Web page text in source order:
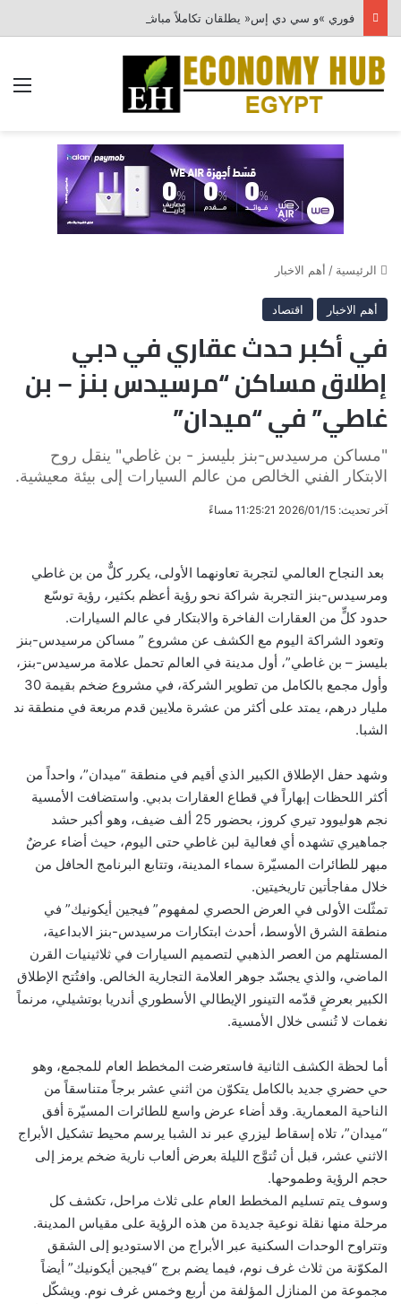
الرئيسية / أهم الاخبار
أهم الاخبار اقتصاد
في أكبر حدث عقاري في دبي
إطلاق مساكن “مرسيدس بنز – بن
غاطي” في “ميدان”
"مساكن مرسيدس-بنز بليسز - بن غاطي" ينقل روح
الابتكار الفني الخالص من عالم السيارات إلى بيئة معيشية.
آخر تحديث: 2026/01/15 11:25:21 مساءً
بعد النجاح العالمي لتجربة تعاونهما الأولى، يكرر كلٌّ من بن غاطي
ومرسيدس-بنز التجربة شراكة نحو رؤية أعظم بكثير، رؤية توسّع
حدود كلٍّ من العقارات الفاخرة والابتكار في عالم السيارات.
وتعود الشراكة اليوم مع الكشف عن مشروع ” مساكن مرسيدس-بنز
بليسز – بن غاطي”، أول مدينة في العالم تحمل علامة مرسيدس-بنز،
وأول مجمع بالكامل من تطوير الشركة، في مشروع ضخم بقيمة 30
مليار درهم، يمتد على أكثر من عشرة ملايين قدم مربعة في منطقة ند
الشبا.
وشهد حفل الإطلاق الكبير الذي أقيم في منطقة “ميدان”، واحداً من
أكثر اللحظات إبهاراً في قطاع العقارات بدبي. واستضافت الأمسية
نجم هوليوود تيري كروز، بحضور 25 ألف ضيف، وهو أكبر حشد
جماهيري تشهده أي فعالية لبن غاطي حتى اليوم، حيث أضاء عرضٌ
مبهر للطائرات المسيّرة سماء المدينة، وتتابع البرنامج الحافل من
خلال مفاجأتين تاريخيتين.
تمثّلت الأولى في العرض الحصري لمفهوم” فيجين أيكونيك” في
منطقة الشرق الأوسط، أحدث ابتكارات مرسيدس-بنز الابداعية،
المستلهم من العصر الذهبي لتصميم السيارات في ثلاثينيات القرن
الماضي، والذي يجسّد جوهر العلامة التجارية الخالص. وافتُتح الإطلاق
الكبير بعرضٍ قدّمه التينور الإيطالي الأسطوري أندريا بوتشيلي، مرنماً
نغمات لا تُنسى خلال الأمسية.
أما لحظة الكشف الثانية فاستعرضت المخطط العام للمجمع، وهو
حي حضري جديد بالكامل يتكوّن من اثني عشر برجاً متناسقاً من
الناحية المعمارية. وقد أضاء عرض واسع للطائرات المسيّرة أفق
“ميدان”، تلاه إسقاط ليزري عبر ند الشبا يرسم محيط تشكيل الأبراج
الاثني عشر، قبل أن تُتوَّج الليلة بعرض ألعاب نارية ضخم يرمز إلى
حجم الرؤية وطموحها.
وسوف يتم تسليم المخطط العام على ثلاث مراحل، تكشف كل
مرحلة منها نقلة نوعية جديدة من هذه الرؤية على مقياس المدينة.
وتتراوح الوحدات السكنية عبر الأبراج من الاستوديو إلى الشقق
المكوّنة من ثلاث غرف نوم، فيما يضم برج “فيجين أيكونيك” أيضاً
مجموعة من المنازل المؤلفة من أربع وخمس غرف نوم. ويشكّل